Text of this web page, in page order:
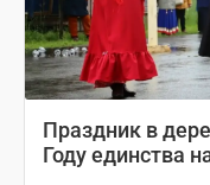
Праздник в
Году единства